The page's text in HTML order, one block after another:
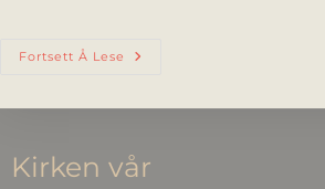
Fortsett Å Lese
Kirken vår